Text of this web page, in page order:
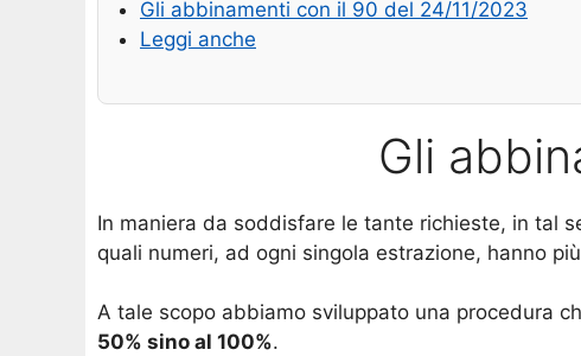
Gli abbinamenti con il 90 del 24/11/2023
Leggi anche
Gli
In maniera da soddisfare le tante richieste, in tal
quali numeri, ad ogni singola estrazione, hanno
A tale scopo abbiamo sviluppato una procedura
50% sino al 100%.